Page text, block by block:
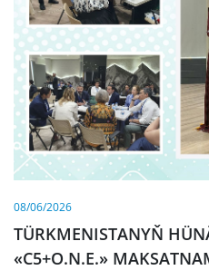
08/06/2026
TÜRKMENISTANYŇ
«C5+O.N.E.»